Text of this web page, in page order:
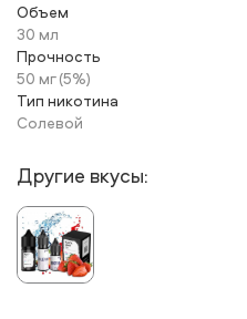
Объем
30 мл
Прочность
50 мг (5%)
Тип никотина
Солевой
Другие вкусы: